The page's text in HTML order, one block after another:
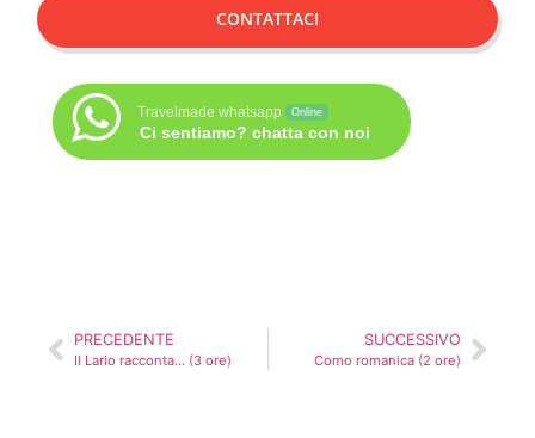
CONTATTACI
Travelmade whatsapp Online
Ci sentiamo? chatta con noi
PRECEDENTE
Il Lario racconta… (3 ore)
SUCCESSIVO
Como romanica (2 ore)